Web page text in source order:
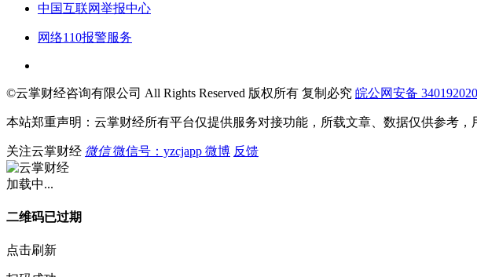
中国互联网举报中心
网络110报警服务
©云掌财经咨询有限公司 All Rights Reserved 版权所有 复制必究 皖公网安备
本站郑重声明：云掌财经所有平台仅提供服务对接功能，所载文章、数据仅供参考
关注云掌财经 微信 微信号：yzcjapp 微博 反馈
加载中...
二维码已过期
点击刷新